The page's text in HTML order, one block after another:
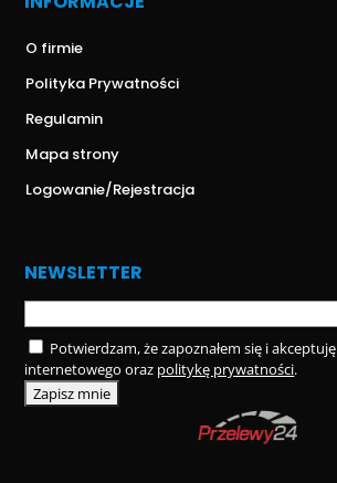
O firmie
Polityka Prywatności
Regulamin
Mapa strony
Logowanie/Rejestracja
NEWSLETTER
Potwierdzam, że zapoznałem się i akceptuję
internetowego oraz politykę prywatności.